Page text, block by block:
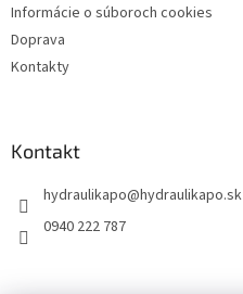
Informácie o súboroch cookies
Doprava
Kontakty
Kontakt
hydraulikapo@hydraulikapo.sk
0940 222 787